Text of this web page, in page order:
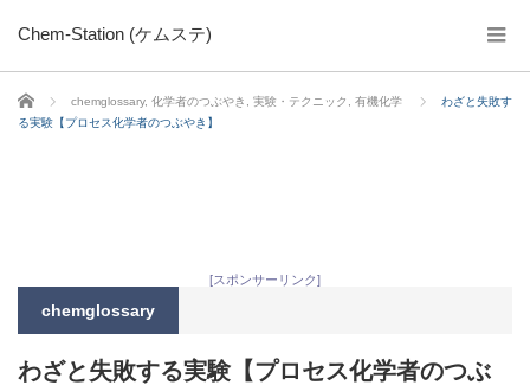
Chem-Station (ケムステ)
ホーム chemglossary, 化学者のつぶやき 実験・テクニック 有機化学
わざと失敗す
る実験【プロセス化学者のつぶやき】
[スポンサーリンク]
chemglossary
わざと失敗する実験【プロセス化学者のつぶ